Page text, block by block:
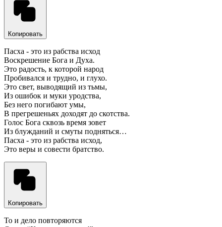
Копировать
Пасха - это из рабства исход
Воскрешение Бога и Духа.
Это радость, к которой народ
Пробивался и трудно, и глухо.
Это свет, выводящий из тьмы,
Из ошибок и муки уродства,
Без него погибают умы,
В прегрешеньях доходят до скотства.
Голос Бога сквозь время зовет
Из блужданий и смуты подняться…
Пасха - это из рабства исход,
Это веры и совести братство.
Копировать
То и дело повторяются